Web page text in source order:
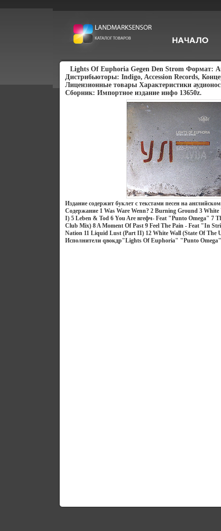
Lights Of Euphoria Gegen Den Strom Формат:
Дистрибьюторы: Indigo, Accession Records,
Лицензионные товары Характеристики
Сборник: Импортное издание инфо 13650z.
Издание содержит буклет с текстами песен на
Содержание 1 Was Ware Wenn? 2 Burning Ground 3
I) 5 Leben & Tod 6 You Are вгефч- Feat "Punto Omega" 7
Club Mix) 8 A Moment Of Past 9 Feel The Pain - Feat "In
Nation 11 Liquid Lust (Part II) 12 White Wall (State Of The
Исполнители qвокдр"Lights Of Euphoria" "Punto